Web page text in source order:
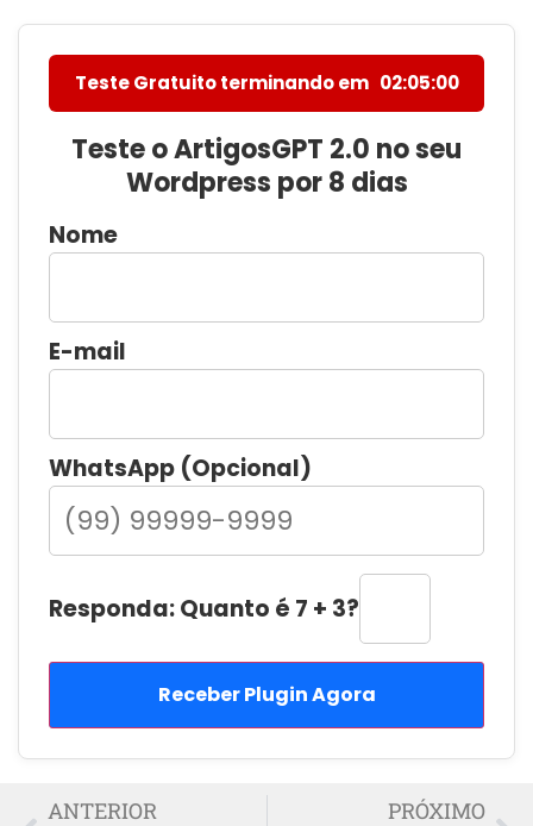
Teste Gratuito terminando em 02:04:59
Teste o ArtigosGPT 2.0 no seu
Wordpress por 8 dias
Nome
E-mail
WhatsApp (Opcional)
Responda: Quanto é 7 + 3?
Receber Plugin Agora
ANTERIOR PRÓXIMO